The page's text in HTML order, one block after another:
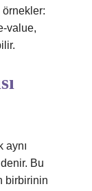
örnekler:
value,
aynı
Bu
birbirinin